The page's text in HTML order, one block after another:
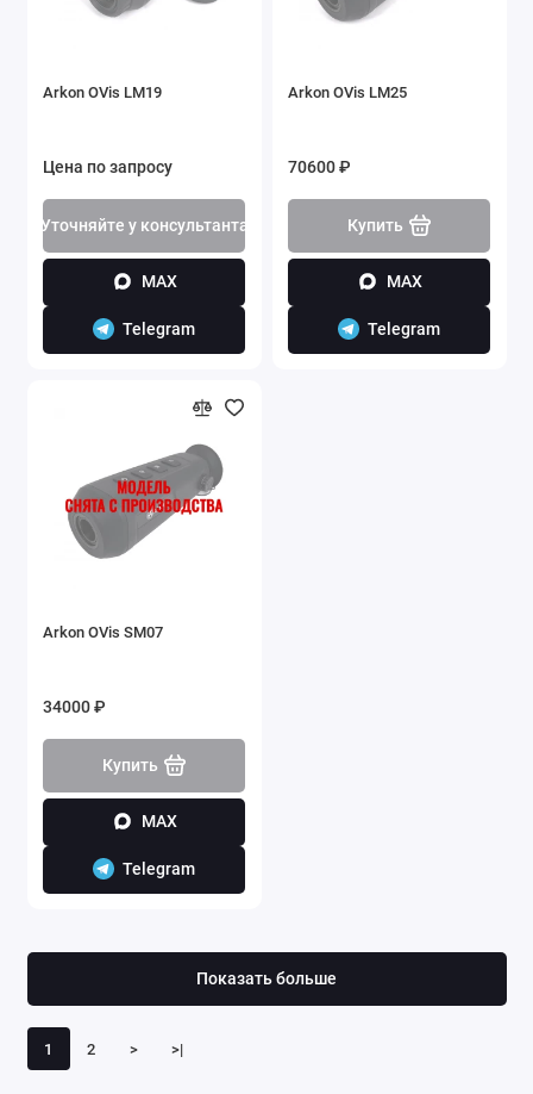
Arkon OVis LM19
Цена по запросу
Уточняйте у консультанта
MAX
Telegram
Arkon OVis LM25
70600 ₽
Купить
MAX
Telegram
Arkon OVis SM07
34000 ₽
Купить
MAX
Telegram
1 2 > >|
Показать больше